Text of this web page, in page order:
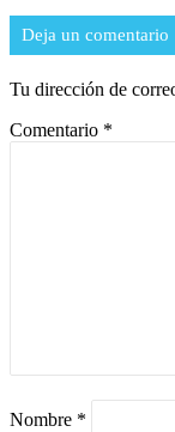
Deja un comentario
Tu dirección de
Comentario *
Nombre *